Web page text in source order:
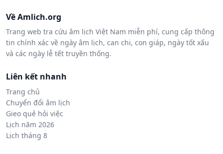
Về Amlich.org
Trang web tra cứu âm lịch Việt Nam miễn phí, cung cấp thông
tin chính xác về ngày âm lịch, can chi, con giáp, ngày tốt xấu
và các ngày lễ tết truyền thống.
Liên kết nhanh
Trang chủ
Chuyển đổi âm lịch
Gieo quẻ hỏi việc
Lịch năm 2026
Lịch tháng 8